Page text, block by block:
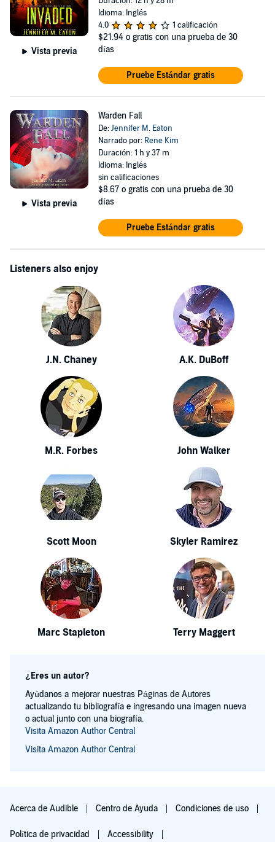
Vista previa
Idioma: Inglés
4.0
1 calificación
$21.94 o gratis con una prueba de 30
días
Pruebe Estándar gratis
Vista previa
Warden Fall
De:Jennifer M. Eaton
Narrado por: Rene Kim
Duración: 1 h y 37 m
Idioma: Inglés
sin calificaciones
$8.67 o gratis con una prueba de 30
días
Pruebe Estándar gratis
Listeners also enjoy
J.N. Chaney A.K. DuBoff
M.R. Forbes John Walker
Scott Moon Skyler Ramirez
Marc Stapleton Terry Maggert
¿Eres un autor?
Ayúdanos a mejorar nuestras Páginas de Autores
actualizando tu bibliografía e ingresando una imagen nueva
o actual junto con una biografía.
Visita Amazon Author Central
Visita Amazon Author Central
Acerca de Audible Centro de Ayuda Condiciones de uso
Política de privacidad Accessibility